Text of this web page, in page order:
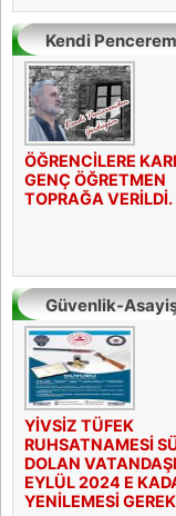
Kendi
Gördüğüm
ÖĞRENCİLERE
GENÇ ÖĞRETMEN
TOPRAĞA VERİLDİ.
Güvenlik-
YİVSİZ TÜFEK
RUHSATNAMESİ
DOLAN
EYLÜL 2024 E
YENİLEMESİ